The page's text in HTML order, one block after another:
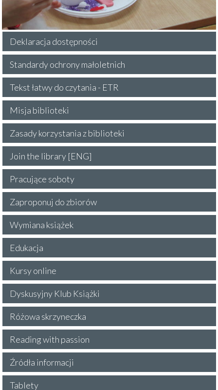
Deklaracja dostępności
Standardy ochrony małoletnich
Tekst łatwy do czytania - ETR
Misja biblioteki
Zasady korzystania z biblioteki
Join the library [ENG]
Pracujące soboty
Zaproponuj do zbiorów
Wymiana książek
Edukacja
Kursy online
Dyskusyjny Klub Książki
Różowa skrzyneczka
Reading with passion
Źródła informacji
Tablety